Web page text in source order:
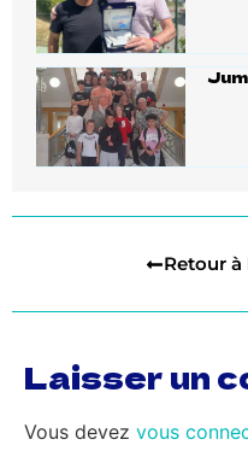
Retour
Laisser un
Vous devez vous